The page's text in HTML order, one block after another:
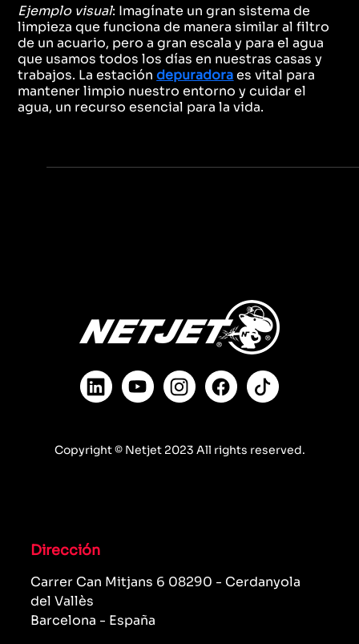
Ejemplo visual: Imagínate un gran sistema de
limpieza que funciona de manera similar al filtro
de un acuario, pero a gran escala y para el agua
que usamos todos los días en nuestras casas y
trabajos. La estacióndepuradoraes vital para
mantener limpio nuestro entorno y cuidar el
agua, un recurso esencial para la vida.
Copyright © Netjet 2023 All rights reserved.
Dirección
Carrer Can Mitjans 6 08290 - Cerdanyola
del Vallès
Barcelona - España